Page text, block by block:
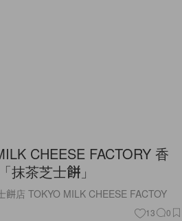
CHEESE FACTORY 香
抹茶芝士餅」
店 TOKYO MILK CHEESE FACTOY
13 0